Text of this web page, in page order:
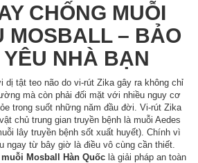
CHỐNG MUỖI
MOSBALL – BẢO
NHÀ BẠN
dị tật teo não do vi-rút Zika gây ra không chỉ
mà còn phải đối mặt với nhiều nguy cơ
trong suốt những năm đầu đời. Vi-rút Zika
chủ trung gian truyền bệnh là muỗi Aedes
lây truyền bệnh sốt xuất huyết). Chính vì
ngay từ bây giờ là điều vô cùng cần thiết.
Mosball Hàn Quốclà giải pháp an toàn